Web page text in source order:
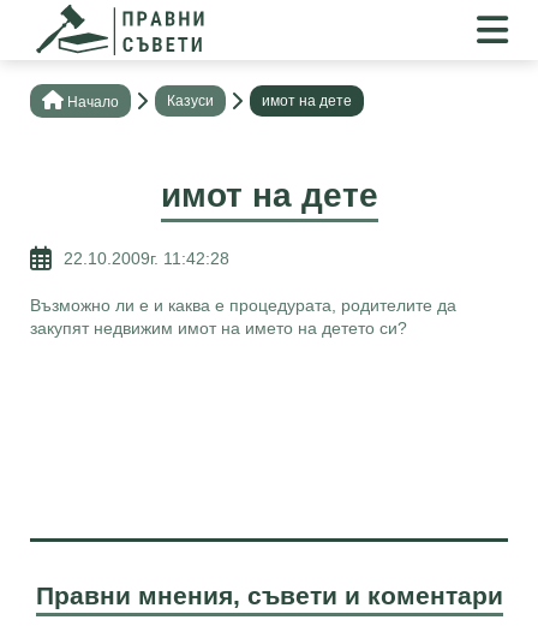
Нaчало Казуси имот на дете
имот на дете
22.10.2009г. 11:42:28
Възможно ли е и каква е процедурата, родителите да
закупят недвижим имот на името на детето си?
Правни мнения, съвети и коментари